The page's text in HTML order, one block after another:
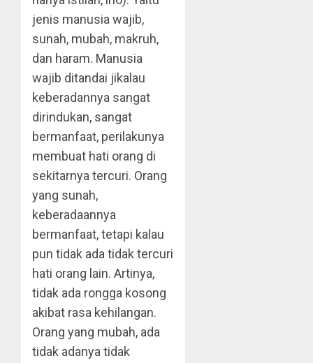
jenis manusia wajib,
sunah, mubah, makruh,
dan haram. Manusia
wajib ditandai jikalau
keberadannya sangat
dirindukan, sangat
bermanfaat, perilakunya
membuat hati orang di
sekitarnya tercuri. Orang
yang sunah,
keberadaannya
bermanfaat, tetapi kalau
pun tidak ada tidak tercuri
hati orang lain. Artinya,
tidak ada rongga kosong
akibat rasa kehilangan.
Orang yang mubah, ada
tidak adanya tidak